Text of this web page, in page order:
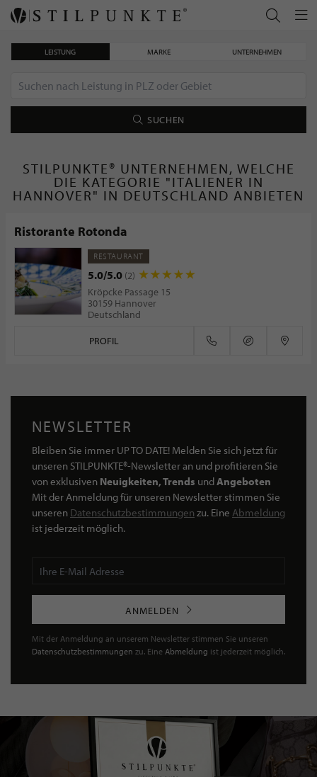
LEISTUNG MARKE UNTERNEHMEN
SUCHEN
STILPUNKTE® UNTERNEHMEN, WELCHE
DIE KATEGORIE "ITALIENER IN
HANNOVER" IN DEUTSCHLAND ANBIETEN
Ristorante Rotonda
RESTAURANT
5.0/5.0 (2)
Kröpcke Passage 15
30159 Hannover
Deutschland
PROFIL
NEWSLETTER
Bleiben Sie immer UP TO DATE! Melden Sie sich jetzt für
unseren STILPUNKTE®-Newsletter an und profitieren Sie
von exklusiven Neuigkeiten, Trends undAngeboten
Mit der Anmeldung für unseren Newsletter stimmen Sie
unseren Datenschutzbestimmungen zu. Eine Abmeldung
ist jederzeit möglich.
ANMELDEN
Mit der Anmeldung an unserem Newsletter stimmen Sie unseren
Datenschutzbestimmungen zu. Eine Abmeldung ist jederzeit möglich.